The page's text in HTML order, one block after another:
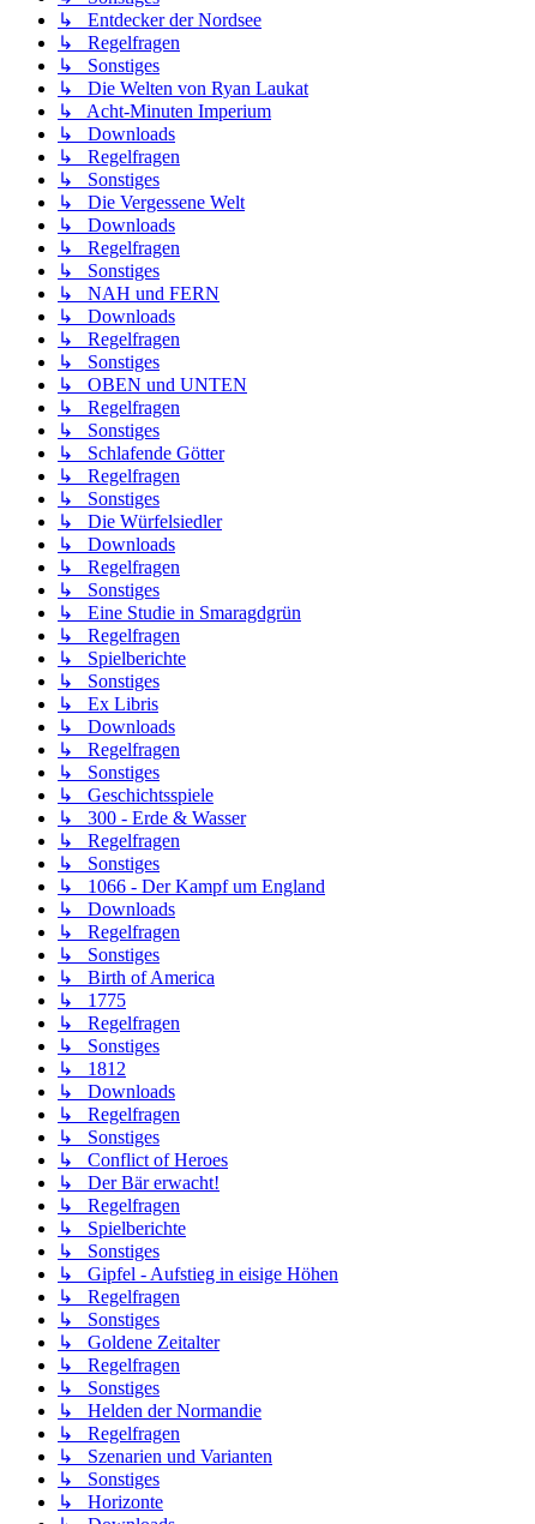
↳ Entdecker der Nordsee
↳ Regelfragen
↳ Sonstiges
↳ Die Welten von Ryan Laukat
↳ Acht-Minuten Imperium
↳ Downloads
↳ Regelfragen
↳ Sonstiges
↳ Die Vergessene Welt
↳ Downloads
↳ Regelfragen
↳ Sonstiges
↳ NAH und FERN
↳ Downloads
↳ Regelfragen
↳ Sonstiges
↳ OBEN und UNTEN
↳ Regelfragen
↳ Sonstiges
↳ Schlafende Götter
↳ Regelfragen
↳ Sonstiges
↳ Die Würfelsiedler
↳ Downloads
↳ Regelfragen
↳ Sonstiges
↳ Eine Studie in Smaragdgrün
↳ Regelfragen
↳ Spielberichte
↳ Sonstiges
↳ Ex Libris
↳ Downloads
↳ Regelfragen
↳ Sonstiges
↳ Geschichtsspiele
↳ 300 - Erde & Wasser
↳ Regelfragen
↳ Sonstiges
↳ 1066 - Der Kampf um England
↳ Downloads
↳ Regelfragen
↳ Sonstiges
↳ Birth of America
↳ 1775
↳ Regelfragen
↳ Sonstiges
↳ 1812
↳ Downloads
↳ Regelfragen
↳ Sonstiges
↳ Conflict of Heroes
↳ Der Bär erwacht!
↳ Regelfragen
↳ Spielberichte
↳ Sonstiges
↳ Gipfel - Aufstieg in eisige Höhen
↳ Regelfragen
↳ Sonstiges
↳ Goldene Zeitalter
↳ Regelfragen
↳ Sonstiges
↳ Helden der Normandie
↳ Regelfragen
↳ Szenarien und Varianten
↳ Sonstiges
↳ Horizonte